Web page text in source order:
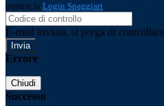
tramite la Login Spaggiari
E-mail inviata, si prega di
Errore
Chiudi
Successo